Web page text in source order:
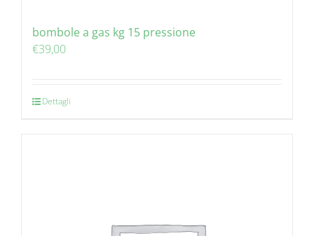
bombole a gas kg 15 pressione
€39,00
Dettagli